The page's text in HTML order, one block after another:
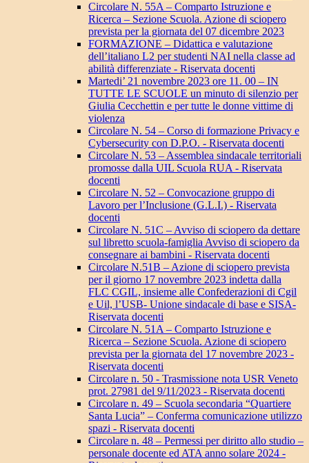
Circolare N. 55A – Comparto Istruzione e
Ricerca – Sezione Scuola. Azione di sciopero
prevista per la giornata del 07 dicembre 2023
FORMAZIONE – Didattica e valutazione
dell’italiano L2 per studenti NAI nella classe ad
abilità differenziate - Riservata docenti
Martedi’ 21 novembre 2023 ore 11. 00 – IN
TUTTE LE SCUOLE un minuto di silenzio per
Giulia Cecchettin e per tutte le donne vittime di
violenza
Circolare N. 54 – Corso di formazione Privacy e
Cybersecurity con D.P.O. - Riservata docenti
Circolare N. 53 – Assemblea sindacale territoriali
promosse dalla UIL Scuola RUA - Riservata
docenti
Circolare N. 52 – Convocazione gruppo di
Lavoro per l’Inclusione (G.L.I.) - Riservata
docenti
Circolare N. 51C – Avviso di sciopero da dettare
sul libretto scuola-famiglia Avviso di sciopero da
consegnare ai bambini - Riservata docenti
Circolare N.51B – Azione di sciopero prevista
per il giorno 17 novembre 2023 indetta dalla
FLC CGIL, insieme alle Confederazioni di Cgil
e Uil, l’USB- Unione sindacale di base e SISA-
Riservata docenti
Circolare N. 51A – Comparto Istruzione e
Ricerca – Sezione Scuola. Azione di sciopero
prevista per la giornata del 17 novembre 2023 -
Riservata docenti
Circolare n. 50 - Trasmissione nota USR Veneto
prot. 27981 del 9/11/2023 - Riservata docenti
Circolare n. 49 – Scuola secondaria “Quartiere
Santa Lucia” – Conferma comunicazione utilizzo
spazi - Riservata docenti
Circolare n. 48 – Permessi per diritto allo studio –
personale docente ed ATA anno solare 2024 -